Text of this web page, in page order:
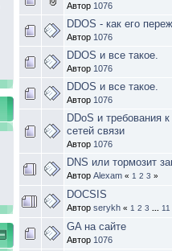
Автор 1076
DDOS - как его
Автор 1076
DDOS и все такое.
Автор 1076
DDOS и все такое.
Автор 1076
DDoS и требования
сетей связи
Автор 1076
DNS или тормозит
Автор Alexam « 1 2 3 »
DOCSIS
Автор serykh « 1 2 3 ... 11
GA на сайте
Автор 1076